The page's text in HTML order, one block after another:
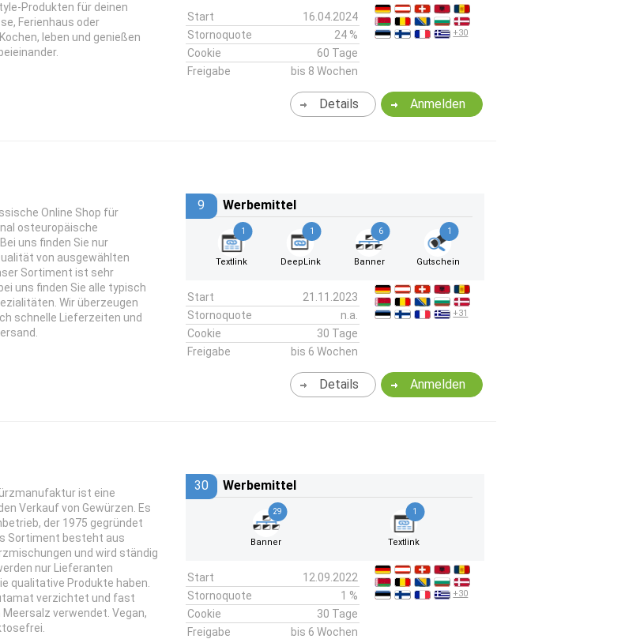
Produkten für deinen
Ferienhaus oder
leben und genießen
Start
16.04.2024
Stornoquote
24 %
Cookie
60 Tage
Freigabe
bis 8 Wochen
+30
Anmelden
Details
Online Shop für
osteuropäische
uns finden Sie nur
von ausgewählten
Sortiment ist sehr
uns finden Sie alle typisch
Wir überzeugen
schnelle Lieferzeiten und
9 Werbemittel
1
Textlink
1
DeepLink
6
Banner
1
Gutschein
Start
21.11.2023
Stornoquote
n.a.
Cookie
30 Tage
Freigabe
bis 6 Wochen
+31
Anmelden
Details
ist eine
Verkauf von Gewürzen. Es
der 1975 gegründet
Sortiment besteht aus
und wird ständig
nur Lieferanten
qualitative Produkte haben.
verzichtet und fast
verwendet. Vegan,
30 Werbemittel
29
Banner
1
Textlink
Start
12.09.2022
Stornoquote
1 %
Cookie
30 Tage
Freigabe
bis 6 Wochen
+30